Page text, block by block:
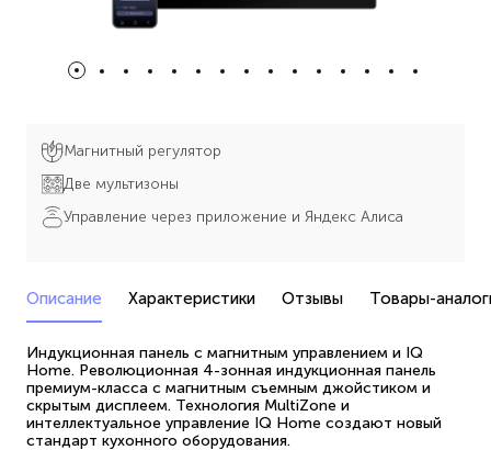
Магнитный регулятор
Две мультизоны
Управление через приложение и Яндекс Алиса
Описание Характеристики Отзывы Товары-
Индукционная панель с магнитным управлением и IQ
Home. Революционная 4-зонная индукционная панель
премиум-класса с магнитным съемным джойстиком и
скрытым дисплеем. Технология MultiZone и
интеллектуальное управление IQ Home создают новый
стандарт кухонного оборудования.